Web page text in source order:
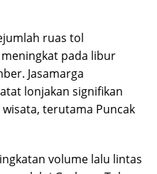
ruas tol
meningkat pada libur
Jasamarga
lonjakan signifikan
terutama Puncak
volume lalu lintas